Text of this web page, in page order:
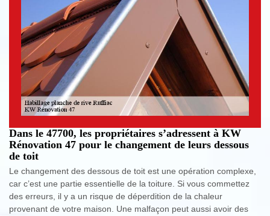
Dans le 47700, les propriétaires s’adressent à KW
Rénovation 47 pour le changement de leurs dessous
de toit
Le changement des dessous de toit est une opération complexe,
car c’est une partie essentielle de la toiture. Si vous commettez
des erreurs, il y a un risque de déperdition de la chaleur
provenant de votre maison. Une malfaçon peut aussi avoir des